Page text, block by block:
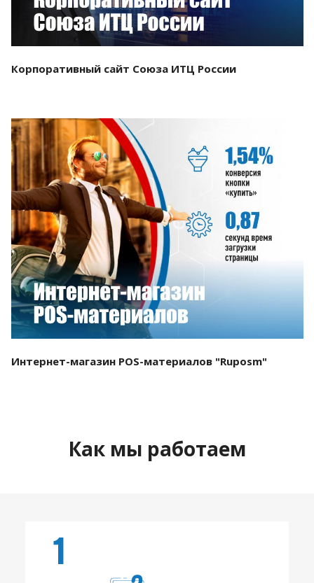
Корпоративный сайт Союза ИТЦ России
Смотреть проект
Интернет-магазин POS-материалов "Ruposm"
Как мы работаем
1